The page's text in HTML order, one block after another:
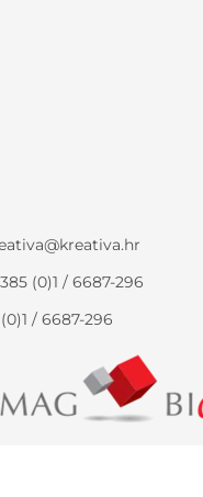
(0)1 / 6687-296
/ 6687-296